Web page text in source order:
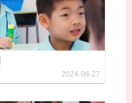
2024-08-27